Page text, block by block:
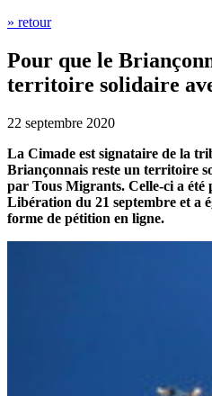
» retour
Pour que le
territoire solidaire
22 septembre 2020
La Cimade est signataire de la
Briançonnais reste un territoire
par Tous Migrants. Celle-ci a été
Libération du 21 septembre et a
forme de pétition en ligne.